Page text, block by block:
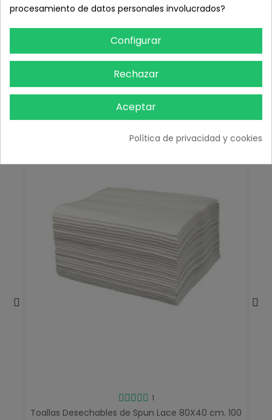
DETALLES DEL PRODUCTO
TAMBIÉN PODRÍA INTERESARLE
1
Toallas Desechables de Spun Lace 80X40 cm. 100
procesamiento de datos personales involucrados?
Configurar
Rechazar
Aceptar
Política de privacidad y cookies